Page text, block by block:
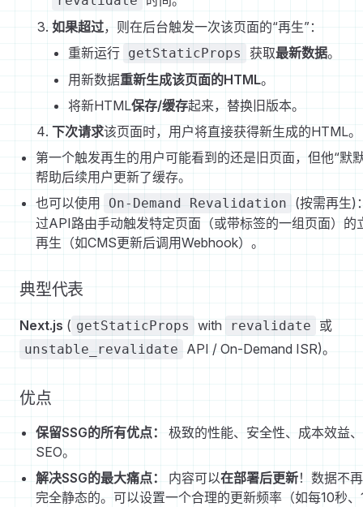
如果超过，则在后台触发一次该页面的“再生”：
重新运行 getStaticProps 获取最新数据。
用新数据重新生成该页面的HTML。
将新HTML保存/缓存起来，替换旧版本。
下次请求该页面时，用户将直接获得新生成的HTML。
第一个触发再生的用户可能看到的还是旧页面，但他“默
帮助后续用户更新了缓存。
也可以使用
On-Demand Revalidation
(按需再生)
过API路由手动触发特定页面（或带标签的一组页面）的
再生（如CMS更新后调用Webhook）。
典型代表
Next.js ( getStaticProps with revalidate 或
unstable_revalidate API / On-Demand ISR)。
优点
保留SSG的所有优点：
极致的性能、安全性、成本效益、
SEO。
解决SSG的最大痛点：
内容可以在部署后更新！数据不
完全静态的。可以设置一个合理的更新频率（如每10秒、